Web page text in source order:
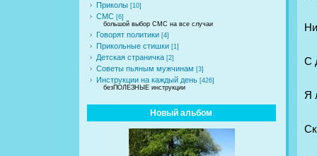
Приколы [10]
СМС [6]
большой выбор СМС на все случаи
Говорят политики [4]
Прикольные стишки [1]
Детская страничка [2]
Советы пьяным мужчинам [3]
Инструкции на каждый день [426]
безПОЛЕЗНЫЕ инструкции
Новый альбом
С
Я